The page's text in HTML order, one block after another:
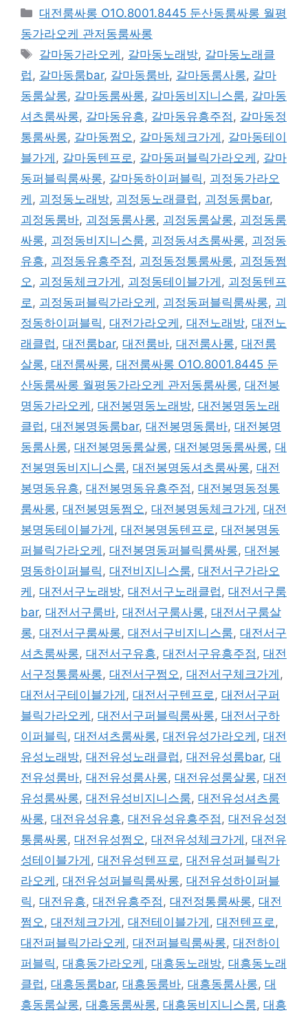
카
테
고
리
대전룸싸롱 O1O.8001.8445 둔산동룸싸롱 월평
동가라오케 관저동룸싸롱
태
그
갈마동가라오케 , 갈마동노래방, 갈마동노래클
럽 , 갈마동룸bar, 갈마동룸바, 갈마동룸사롱, 갈마
동룸살롱, 갈마동룸싸롱, 갈마동비지니스룸, 갈마동
셔츠룸싸롱, 갈마동유흥, 갈마동유흥주점 , 갈마동정
통룸싸롱, 갈마동쩜오 , 갈마동체크가게 , 갈마동테이
블가게 , 갈마동텐프로 , 갈마동퍼블릭가라오케 , 갈마
동퍼블릭룸싸롱, 갈마동하이퍼블릭 , 괴정동가라오
케 , 괴정동노래방, 괴정동노래클럽 , 괴정동룸bar,
괴정동룸바, 괴정동룸사롱, 괴정동룸살롱, 괴정동룸
싸롱, 괴정동비지니스룸, 괴정동셔츠룸싸롱, 괴정동
유흥, 괴정동유흥주점 , 괴정동정통룸싸롱, 괴정동쩜
오 , 괴정동체크가게 , 괴정동테이블가게 , 괴정동텐프
로 , 괴정동퍼블릭가라오케 , 괴정동퍼블릭룸싸롱, 괴
정동하이퍼블릭 , 대전가라오케 , 대전노래방, 대전노
래클럽 , 대전룸bar, 대전룸바, 대전룸사롱, 대전룸
살롱, 대전룸싸롱, 대전룸싸롱 O1O.8001.8445 둔
산동룸싸롱 월평동가라오케 관저동룸싸롱, 대전봉
명동가라오케 , 대전봉명동노래방, 대전봉명동노래
클럽 , 대전봉명동룸bar, 대전봉명동룸바, 대전봉명
동룸사롱, 대전봉명동룸살롱, 대전봉명동룸싸롱, 대
전봉명동비지니스룸, 대전봉명동셔츠룸싸롱, 대전
봉명동유흥, 대전봉명동유흥주점 , 대전봉명동정통
룸싸롱, 대전봉명동쩜오 , 대전봉명동체크가게 , 대전
봉명동테이블가게 , 대전봉명동텐프로 , 대전봉명동
퍼블릭가라오케 , 대전봉명동퍼블릭룸싸롱, 대전봉
명동하이퍼블릭 , 대전비지니스룸, 대전서구가라오
케 , 대전서구노래방, 대전서구노래클럽 , 대전서구룸
bar, 대전서구룸바, 대전서구룸사롱, 대전서구룸살
롱, 대전서구룸싸롱, 대전서구비지니스룸, 대전서구
셔츠룸싸롱, 대전서구유흥, 대전서구유흥주점 , 대전
서구정통룸싸롱, 대전서구쩜오 , 대전서구체크가게 ,
대전서구테이블가게 , 대전서구텐프로 , 대전서구퍼
블릭가라오케 , 대전서구퍼블릭룸싸롱, 대전서구하
이퍼블릭 , 대전셔츠룸싸롱, 대전유성가라오케 , 대전
유성노래방, 대전유성노래클럽 , 대전유성룸bar, 대
전유성룸바, 대전유성룸사롱, 대전유성룸살롱, 대전
유성룸싸롱, 대전유성비지니스룸, 대전유성셔츠룸
싸롱, 대전유성유흥, 대전유성유흥주점 , 대전유성정
통룸싸롱, 대전유성쩜오 , 대전유성체크가게 , 대전유
성테이블가게 , 대전유성텐프로 , 대전유성퍼블릭가
라오케 , 대전유성퍼블릭룸싸롱, 대전유성하이퍼블
릭 , 대전유흥, 대전유흥주점 , 대전정통룸싸롱, 대전
쩜오 , 대전체크가게 , 대전테이블가게 , 대전텐프로 ,
대전퍼블릭가라오케 , 대전퍼블릭룸싸롱, 대전하이
퍼블릭 , 대흥동가라오케 , 대흥동노래방, 대흥동노래
클럽 , 대흥동룸bar, 대흥동룸바, 대흥동룸사롱, 대
흥동룸살롱, 대흥동룸싸롱, 대흥동비지니스룸, 대흥